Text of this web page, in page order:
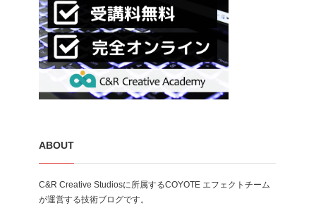
ABOUT
C&R Creative Studiosに所属するCOYOTE エフェクトチーム
が運営する技術ブログです。